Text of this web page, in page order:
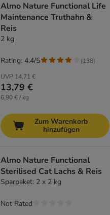
Almo Nature Functional Life
Maintenance Truthahn &
Reis
2 kg
UVP 14,71 €
13,79 €
6,90 € / kg
Rating: 4.4/5 (138)
Zum Warenkorb
hinzufügen
Almo Nature Functional
Sterilised Cat Lachs & Reis
Sparpaket: 2 x 2 kg
Not Rated